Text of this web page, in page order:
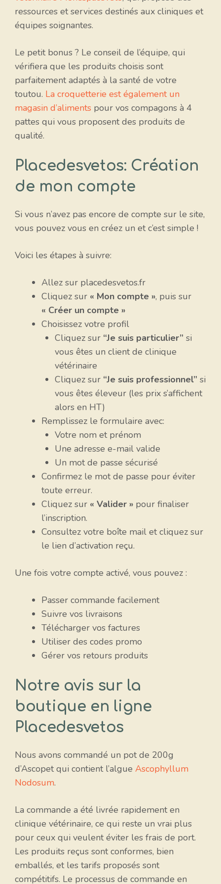
ressources et services destinés aux cliniques et
équipes soignantes.
Le petit bonus ? Le conseil de l’équipe, qui
vérifiera que les produits choisis sont
parfaitement adaptés à la santé de votre
toutou. La croquetterie est également un
magasin d’aliments pour vos compagons à 4
pattes qui vous proposent des produits de
qualité.
Placedesvetos: Création
de mon compte
Si vous n’avez pas encore de compte sur le site,
vous pouvez vous en créez un et c’est simple !
Voici les étapes à suivre:
Allez sur placedesvetos.fr
Cliquez sur « Mon compte », puis sur
« Créer un compte »
Choisissez votre profil
Cliquez sur “Je suis particulier” si
vous êtes un client de clinique
vétérinaire
Cliquez sur “Je suis professionnel” si
vous êtes éleveur (les prix s’affichent
alors en HT)
Remplissez le formulaire avec:
Votre nom et prénom
Une adresse e-mail valide
Un mot de passe sécurisé
Confirmez le mot de passe pour éviter
toute erreur.
Cliquez sur « Valider » pour finaliser
l’inscription.
Consultez votre boîte mail et cliquez sur
le lien d’activation reçu.
Une fois votre compte activé, vous pouvez :
Passer commande facilement
Suivre vos livraisons
Télécharger vos factures
Utiliser des codes promo
Gérer vos retours produits
Notre avis sur la
boutique en ligne
Placedesvetos
Nous avons commandé un pot de 200g
d’Ascopet qui contient l’algue Ascophyllum
Nodosum.
La commande a été livrée rapidement en
clinique vétérinaire, ce qui reste un vrai plus
pour ceux qui veulent éviter les frais de port.
Les produits reçus sont conformes, bien
emballés, et les tarifs proposés sont
compétitifs. Le processus de commande en